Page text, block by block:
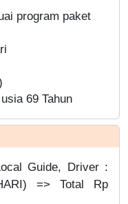
program paket
69 Tahun
Guide, Driver :
=> Total Rp